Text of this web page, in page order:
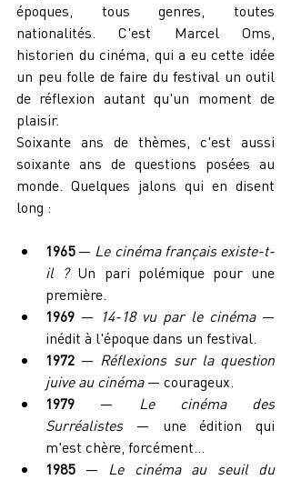
époques, tous genres, toutes
nationalités. C'est Marcel Oms,
historien du cinéma, qui a eu cette idée
un peu folle de faire du festival un outil
de réflexion autant qu'un moment de
plaisir.
Soixante ans de thèmes, c'est aussi
soixante ans de questions posées au
monde. Quelques jalons qui en disent
long :
1965 — Le cinéma français existe-t-
il ? Un pari polémique pour une
première.
1969 — 14-18 vu par le cinéma —
inédit à l'époque dans un festival.
1972 — Réflexions sur la question
juive au cinéma — courageux.
1979 —
Le cinéma des
Surréalistes — une édition qui
m'est chère, forcément...
1985 — Le cinéma au seuil du